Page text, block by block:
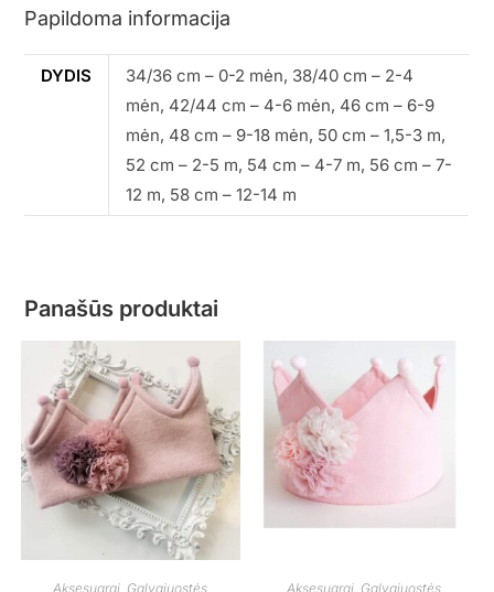
Papildoma informacija
DYDIS
34/36 cm – 0-2 mėn, 38/40 cm – 2-4
mėn, 42/44 cm – 4-6 mėn, 46 cm – 6-9
mėn, 48 cm – 9-18 mėn, 50 cm – 1,5-3 m,
52 cm – 2-5 m, 54 cm – 4-7 m, 56 cm – 7-
12 m, 58 cm – 12-14 m
Panašūs produktai
Aksesuarai Galvajuostės Aksesuarai, Galvajuostės